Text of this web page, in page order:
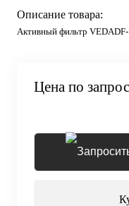
Описание товара:
Активный фильтр
Цена по